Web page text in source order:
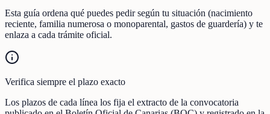
Esta guía ordena qué puedes pedir según tu situación (nacimiento
reciente, familia numerosa o monoparental, gastos de guardería) y te
enlaza a cada trámite oficial.
Verifica siempre el plazo exacto
Los plazos de cada línea los fija el extracto de la convocatoria